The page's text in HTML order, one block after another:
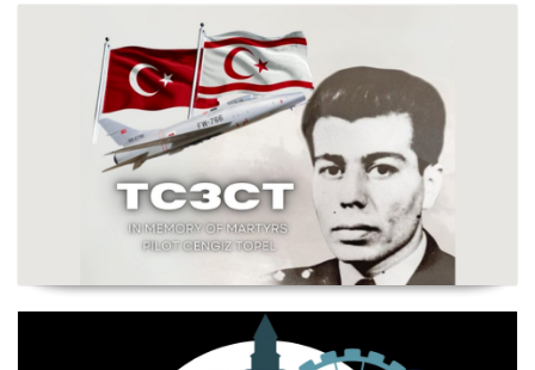
Şehit Pilot Yüzbaşı Cengiz Topel Anma Etkinliği